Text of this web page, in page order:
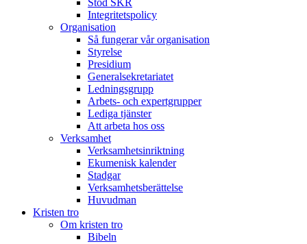
Integritetspolicy
Organisation
Så fungerar vår organisation
Styrelse
Presidium
Generalsekretariatet
Ledningsgrupp
Arbets- och expertgrupper
Lediga tjänster
Att arbeta hos oss
Verksamhet
Verksamhetsinriktning
Ekumenisk kalender
Stadgar
Verksamhetsberättelse
Huvudman
Kristen tro
Om kristen tro
Bibeln